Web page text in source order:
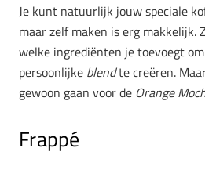
Je kunt natuurlijk jouw speciale
maar zelf maken is erg makkelijk.
welke ingrediënten je toevoegt
persoonlijke blendte creëren.
gewoon gaan voor de Orange
Frappé